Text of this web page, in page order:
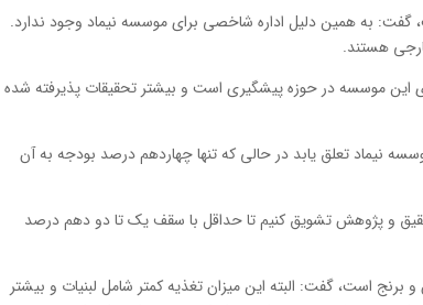
به همین دلیل اداره شاخصی برای موسسه نیماد وجود ندارد.
این موسسه در حوزه پیشگیری است و بیشتر تحقیقات پذیرفته شده
بود که ۳ درصد بودجه به موسسه نیماد تعلق یابد در حالی که تنها چهاردهم درصد بودجه به آن
و پژوهش تشویق کنیم تا حداقل با سقف یک تا دو دهم درصد
درصد تغذیه مردم با نان و برنج است، گفت: البته این میزان تغذیه کمتر شامل لبنیات و بیشتر